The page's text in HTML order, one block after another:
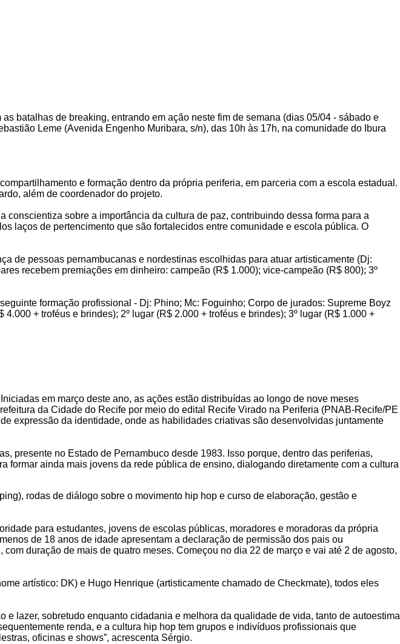
batalhas de breaking, entrando em ação neste fim de semana (dias 05/04 - sábado e
Leme (Avenida Engenho Muribara, s/n), das 10h às 17h, na comunidade do Ibura
e formação dentro da própria periferia, em parceria com a escola estadual.
além de coordenador do projeto.
sobre a importância da cultura de paz, contribuindo dessa forma para a
laços de pertencimento que são fortalecidos entre comunidade e escola pública. O
de pessoas pernambucanas e nordestinas escolhidas para atuar artisticamente (Dj:
recebem premiações em dinheiro: campeão (R$ 1.000); vice-campeão (R$ 800); 3º
formação profissional - Dj: Phino; Mc: Foguinho; Corpo de jurados: Supreme Boyz
+ troféus e brindes); 2º lugar (R$ 2.000 + troféus e brindes); 3º lugar (R$ 1.000 +
em março deste ano, as ações estão distribuídas ao longo de nove meses
da Cidade do Recife por meio do edital Recife Virado na Periferia (PNAB-Recife/PE
expressão da identidade, onde as habilidades criativas são desenvolvidas juntamente
presente no Estado de Pernambuco desde 1983. Isso porque, dentro das periferias,
formar ainda mais jovens da rede pública de ensino, dialogando diretamente com a cultura
rodas de diálogo sobre o movimento hip hop e curso de elaboração, gestão e
para estudantes, jovens de escolas públicas, moradores e moradoras da própria
de 18 anos de idade apresentam a declaração de permissão dos pais ou
duração de mais de quatro meses. Começou no dia 22 de março e vai até 2 de agosto,
artístico: DK) e Hugo Henrique (artisticamente chamado de Checkmate), todos eles
lazer, sobretudo enquanto cidadania e melhora da qualidade de vida, tanto de autoestima
renda, e a cultura hip hop tem grupos e indivíduos profissionais que
oficinas e shows”, acrescenta Sérgio.